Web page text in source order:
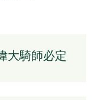
大騎師必定